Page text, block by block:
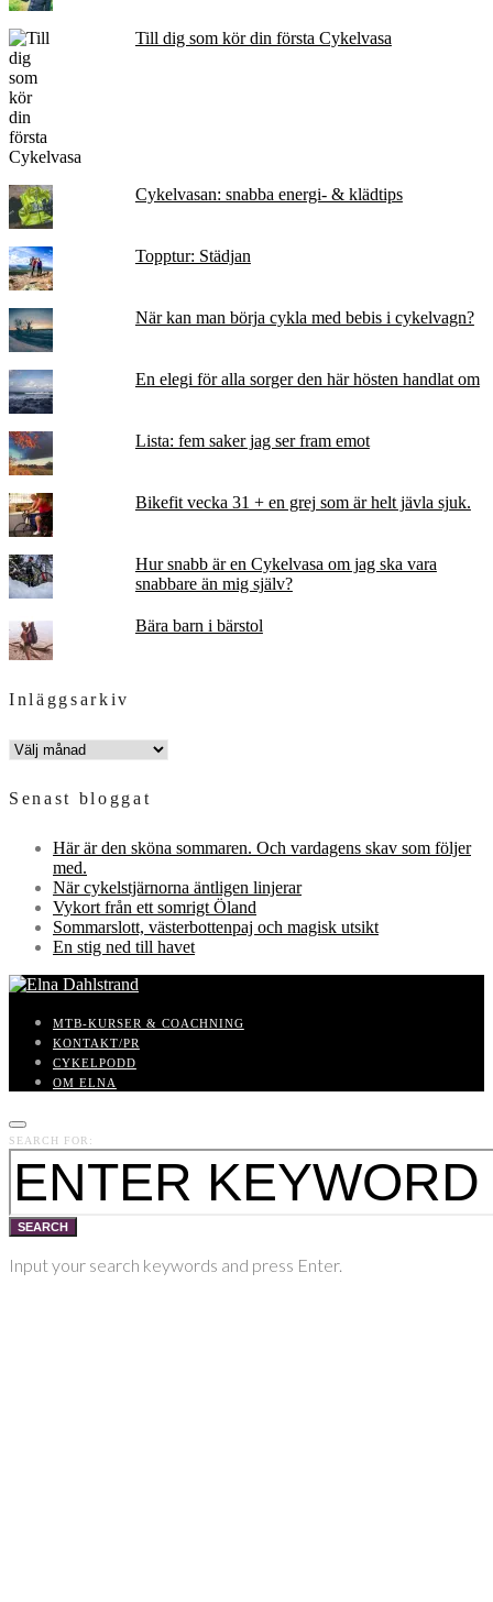
Till dig som kör din första Cykelvasa
Cykelvasan: snabba energi- & klädtips
Topptur: Städjan
När kan man börja cykla med bebis i cykelvagn?
En elegi för alla sorger den här hösten handlat om
Lista: fem saker jag ser fram emot
Bikefit vecka 31 + en grej som är helt jävla sjuk.
Hur snabb är en Cykelvasa om jag ska vara
snabbare än mig själv?
Bära barn i bärstol
Inläggsarkiv
INLÄGGSARKIV
Senast bloggat
Här är den sköna sommaren. Och vardagens skav som följer
med.
När cykelstjärnorna äntligen linjerar
Vykort från ett somrigt Öland
Sommarslott, västerbottenpaj och magisk utsikt
En stig ned till havet
MTB-KURSER & COACHNING
KONTAKT/PR
CYKELPODD
OM ELNA
SEARCH FOR:
SEARCH
Input your search keywords and press Enter.